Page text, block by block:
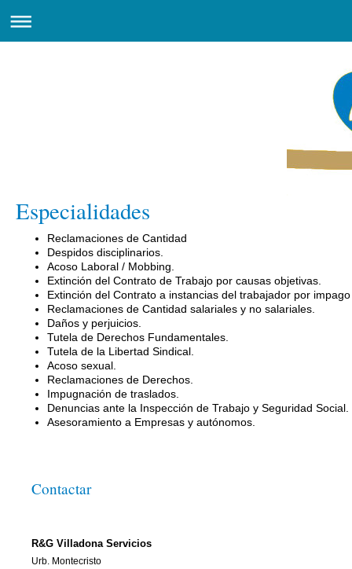
Especialidades
Reclamaciones de Cantidad
Despidos disciplinarios.
Acoso Laboral / Mobbing.
Extinción del Contrato de Trabajo por causas objetivas.
Extinción del Contrato a instancias del trabajador por
Reclamaciones de Cantidad salariales y no salariales.
Daños y perjuicios.
Tutela de Derechos Fundamentales.
Tutela de la Libertad Sindical.
Acoso sexual.
Reclamaciones de Derechos.
Impugnación de traslados.
Denuncias ante la Inspección de Trabajo y Seguridad Social.
Asesoramiento a Empresas y autónomos.
Contactar
R&G Villadona Servicios
Urb. Montecristo